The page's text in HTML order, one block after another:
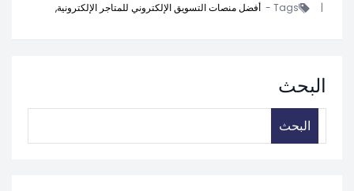
Tags - أفضل منصات التسويق الإلكتروني للمتاجر الإلكترونية,
البحث
البحث